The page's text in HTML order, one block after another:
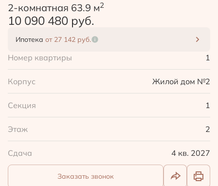
2-комнатная 63.9 м2
10 090 480 руб.
Ипотека от 27 142 руб.
Номер квартиры 1
Корпус Жилой дом №2
Секция 1
Этаж 2
Сдача 4 кв. 2027
Заказать звонок